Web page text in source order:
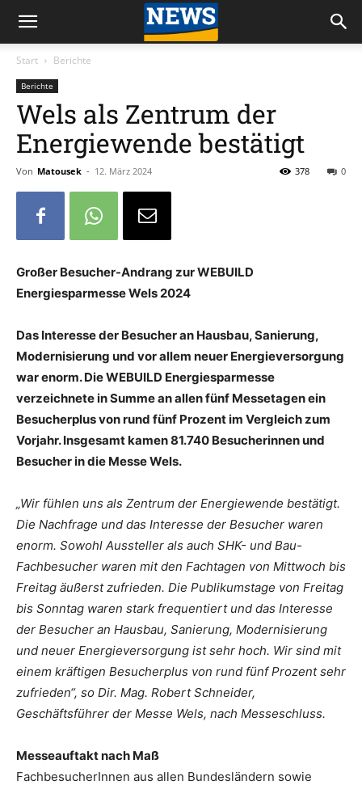
Start Berichte
Berichte
Wels als Zentrum der
Energiewende bestätigt
Von Matousek - 12. März 2024 0
378
Großer Besucher-Andrang zur WEBUILD
Energiesparmesse Wels 2024
Das Interesse der Besucher an Hausbau, Sanierung,
Modernisierung und vor allem neuer Energieversorgung
war enorm. Die WEBUILD Energiesparmesse
verzeichnete in Summe an allen fünf Messetagen ein
Besucherplus von rund fünf Prozent im Vergleich zum
Vorjahr. Insgesamt kamen 81.740 Besucherinnen und
Besucher in die Messe Wels.
„Wir fühlen uns als Zentrum der Energiewende bestätigt.
Die Nachfrage und das Interesse der Besucher waren
enorm. Sowohl Aussteller als auch SHK- und Bau-
Fachbesucher waren mit den Fachtagen von Mittwoch bis
Freitag äußerst zufrieden. Die Publikumstage von Freitag
bis Sonntag waren stark frequentiert und das Interesse
der Besucher an Hausbau, Sanierung, Modernisierung
und neuer Energieversorgung ist sehr hoch. Wir sind mit
einem kräftigen Besucherplus von rund fünf Prozent sehr
zufrieden“, so Dir. Mag. Robert Schneider,
Geschäftsführer der Messe Wels, nach Messeschluss.
Messeauftakt nach Maß
FachbesucherInnen aus allen Bundesländern sowie